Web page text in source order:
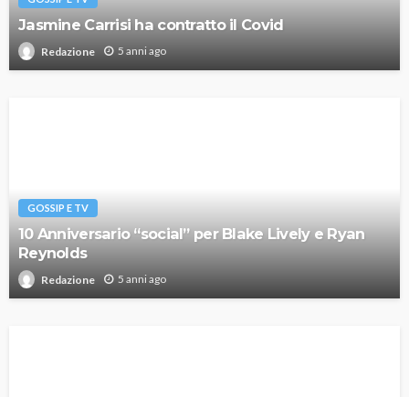
Jasmine Carrisi ha contratto il Covid
Redazione 5 anni ago
GOSSIP E TV
10 Anniversario “social” per Blake Lively e Ryan
Reynolds
Redazione 5 anni ago